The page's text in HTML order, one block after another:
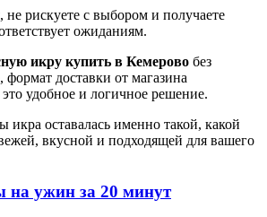
не рискуете с выбором и получаете
ожиданиям.
икру купить в Кемерово без
формат доставки от магазина
удобное и логичное решение.
икра оставалась именно такой, какой
вкусной и подходящей для вашего
на ужин за 20 минут